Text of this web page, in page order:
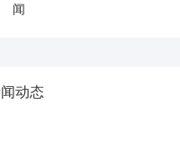
闻
动态